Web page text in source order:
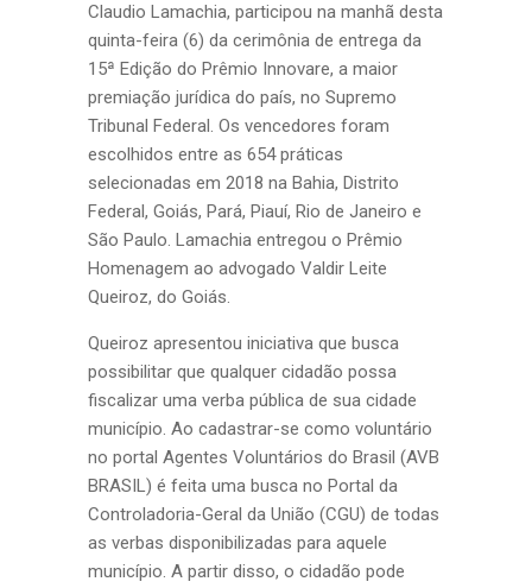
Claudio Lamachia, participou na manhã desta
quinta-feira (6) da cerimônia de entrega da
15ª Edição do Prêmio Innovare, a maior
premiação jurídica do país, no Supremo
Tribunal Federal. Os vencedores foram
escolhidos entre as 654 práticas
selecionadas em 2018 na Bahia, Distrito
Federal, Goiás, Pará, Piauí, Rio de Janeiro e
São Paulo. Lamachia entregou o Prêmio
Homenagem ao advogado Valdir Leite
Queiroz, do Goiás.
Queiroz apresentou iniciativa que busca
possibilitar que qualquer cidadão possa
fiscalizar uma verba pública de sua cidade
município. Ao cadastrar-se como voluntário
no portal Agentes Voluntários do Brasil (AVB
BRASIL) é feita uma busca no Portal da
Controladoria-Geral da União (CGU) de todas
as verbas disponibilizadas para aquele
município. A partir disso, o cidadão pode